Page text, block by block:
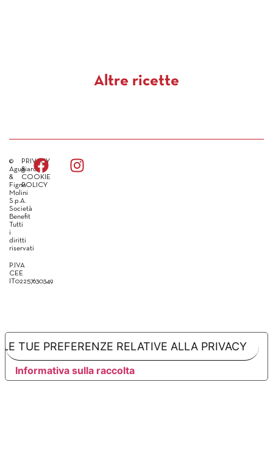
Altre ricette
©
Agugiaro
&
Figna
Molini
S.p.A.
Società
Benefit
Tutti
i
diritti
riservati
P.IVA
CEE
IT02257630349
PRIVACY
&
COOKIE
POLICY
Informativa sulla raccolta
LE TUE PREFERENZE RELATIVE ALLA PRIVACY